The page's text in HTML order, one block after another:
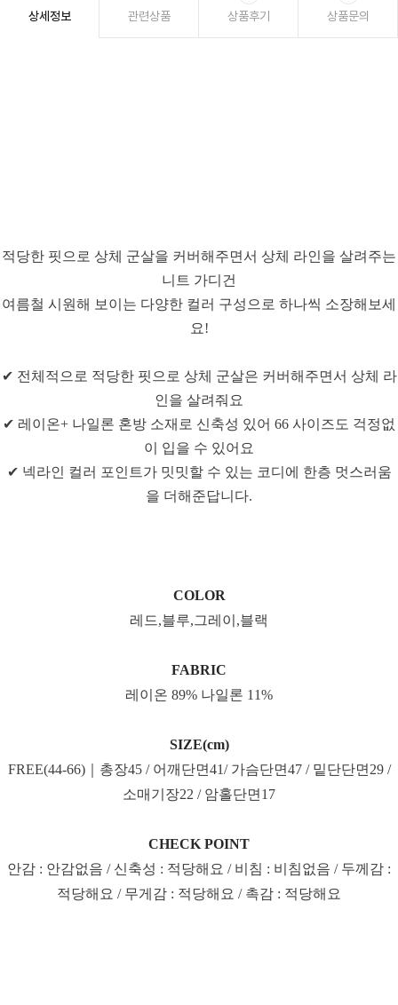
상세정보 관련상품 상품후기 상품문의
적당한 핏으로 상체 군살을 커버해주면서 상체 라인을 살려주는
니트 가디건
여름철 시원해 보이는 다양한 컬러 구성으로 하나씩 소장해보세
요!
✔ 전체적으로 적당한 핏으로 상체 군살은 커버해주면서 상체 라
인을 살려줘요
✔ 레이온+ 나일론 혼방 소재로 신축성 있어 66 사이즈도 걱정없
이 입을 수 있어요
✔ 넥라인 컬러 포인트가 밋밋할 수 있는 코디에 한층 멋스러움
을 더해준답니다.
COLOR
레드,블루,그레이,블랙
FABRIC
레이온 89% 나일론 11%
SIZE(cm)
FREE(44-66)｜총장45 / 어깨단면41/ 가슴단면47 / 밑단단면29 /
소매기장22 / 암홀단면17
CHECK POINT
안감 : 안감없음 / 신축성 : 적당해요 / 비침 : 비침없음 / 두께감 :
적당해요 / 무게감 : 적당해요 / 촉감 : 적당해요